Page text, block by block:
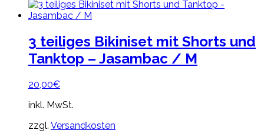
3 teiliges Bikiniset mit Shorts und
Tanktop – Jasambac / M
20,00€
inkl. MwSt.
zzgl. Versandkosten